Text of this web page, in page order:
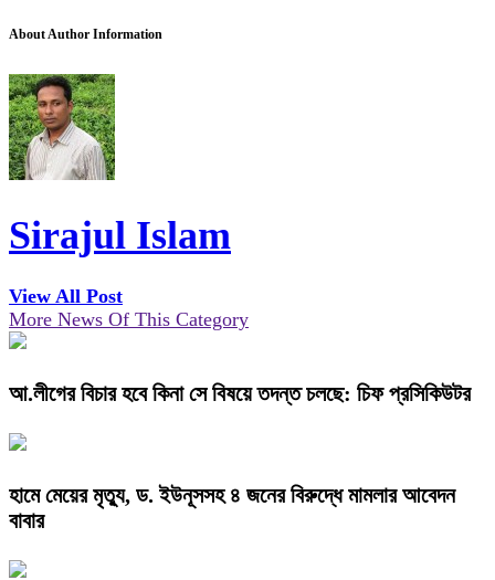
About Author Information
Sirajul Islam
View All Post
More News Of This Category
আ.লীগের বিচার হবে কিনা সে বিষয়ে তদন্ত চলছে: চিফ প্রসিকিউটর
হামে মেয়ের মৃত্যু, ড. ইউনূসসহ ৪ জনের বিরুদ্ধে মামলার আবেদন
বাবার